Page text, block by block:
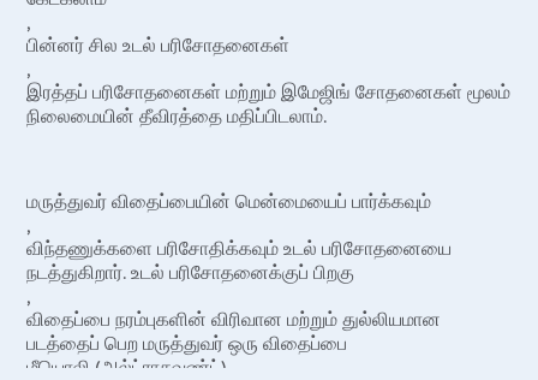
,
பின்னர் சில உடல் பரிசோதனைகள்
,
இரத்தப் பரிசோதனைகள் மற்றும் இமேஜிங் சோதனைகள் மூலம்
நிலைமையின் தீவிரத்தை மதிப்பிடலாம்.
மருத்துவர் விதைப்பையின் மென்மையைப் பார்க்கவும்
,
விந்தணுக்களை பரிசோதிக்கவும் உடல் பரிசோதனையை
நடத்துகிறார். உடல் பரிசோதனைக்குப் பிறகு
,
விதைப்பை நரம்புகளின் விரிவான மற்றும் துல்லியமான
படத்தைப் பெற மருத்துவர் ஒரு விதைப்பை
மீயொலி (அல்ட்ராசவுண்ட்)